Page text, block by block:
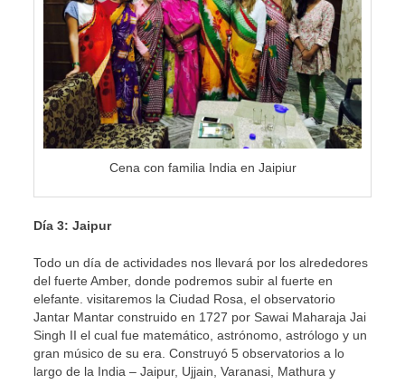
Cena con familia India en Jaipiur
Día 3: Jaipur
Todo un día de actividades nos llevará por los alrededores
del fuerte Amber, donde podremos subir al fuerte en
elefante. visitaremos la Ciudad Rosa, el observatorio
Jantar Mantar construido en 1727 por Sawai Maharaja Jai
Singh II el cual fue matemático, astrónomo, astrólogo y un
gran músico de su era. Construyó 5 observatorios a lo
largo de la India – Jaipur, Ujjain, Varanasi, Mathura y